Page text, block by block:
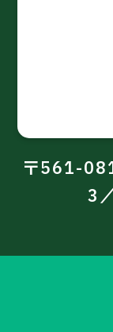
〒561-
3